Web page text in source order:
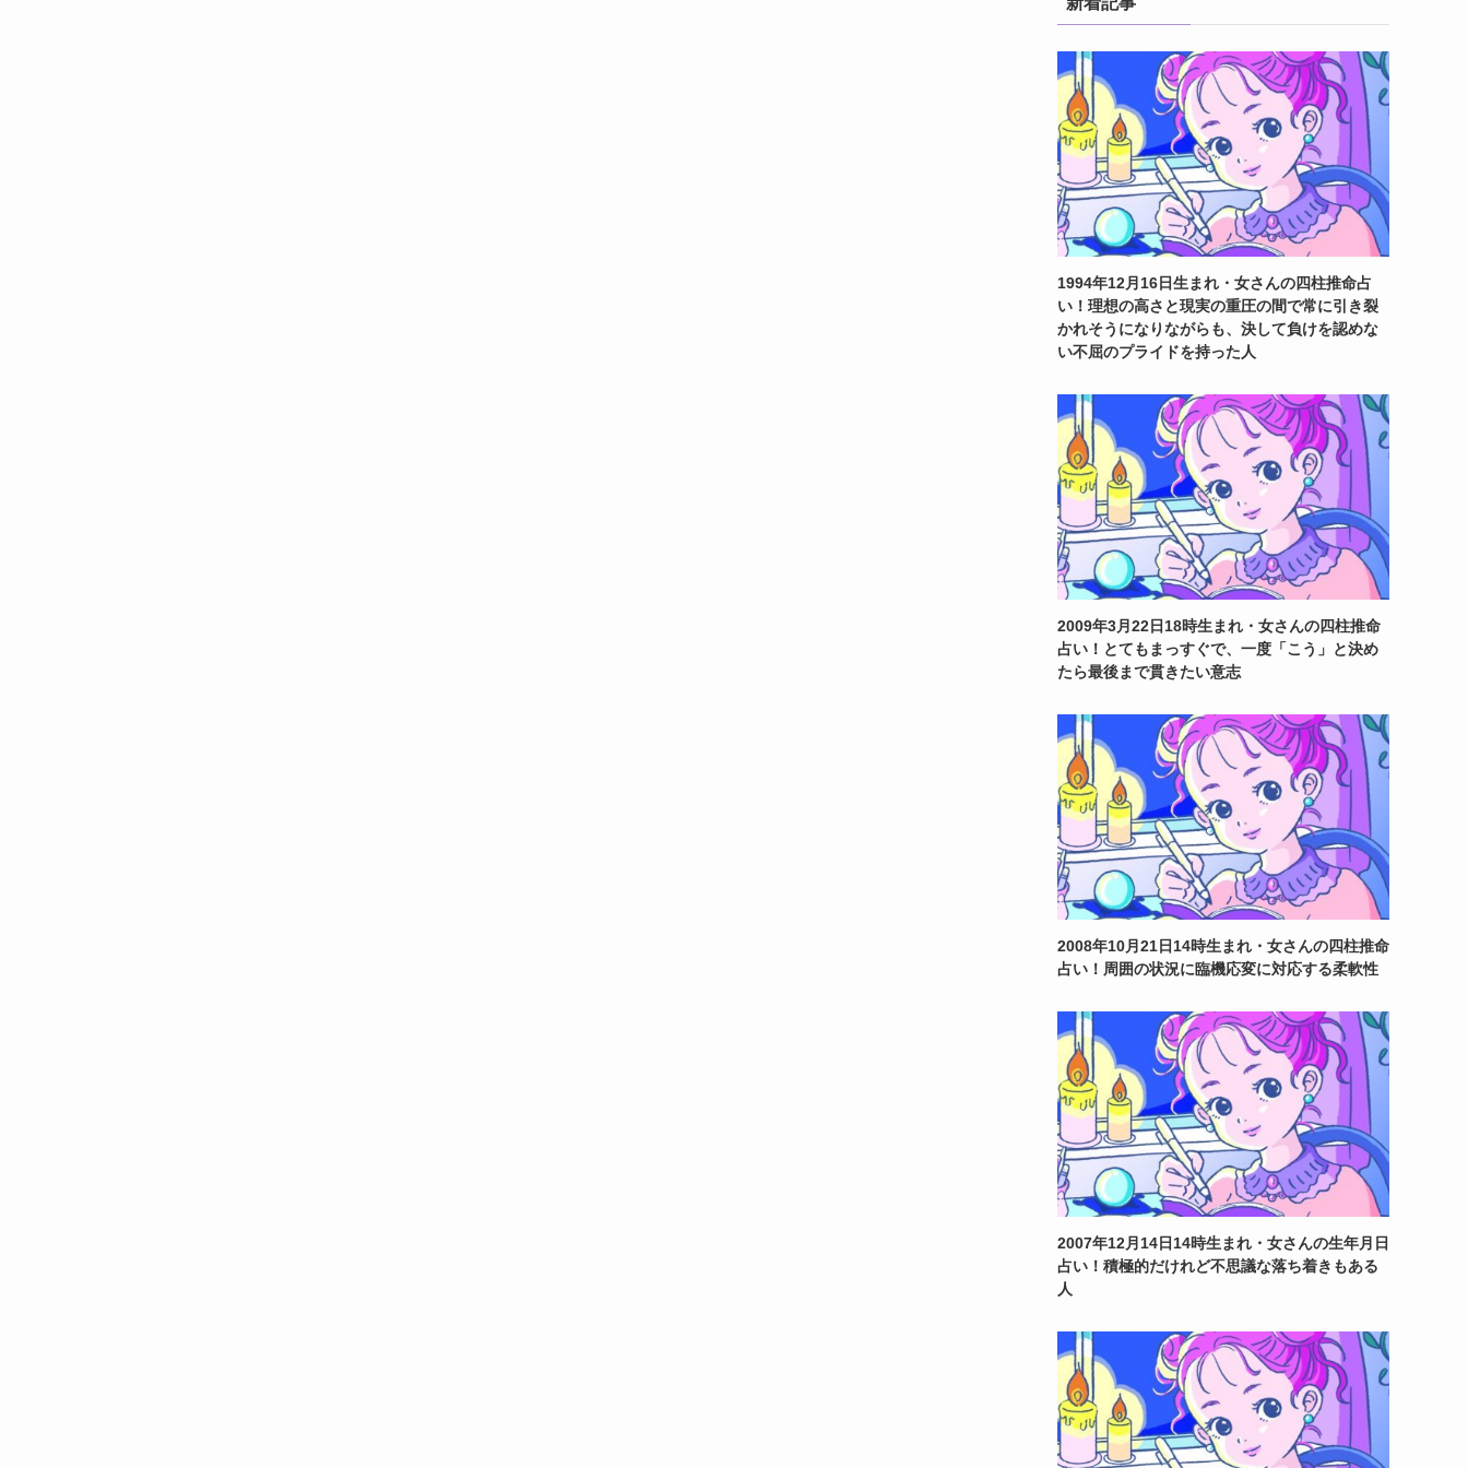
1994年12月16日生まれ・女さんの四柱推命占
い！理想の高さと現実の重圧の間で常に引き裂
かれそうになりながらも、決して負けを認めな
い不屈のプライドを持った人
2009年3月22日18時生まれ・女さんの四柱推命
占い！とてもまっすぐで、一度「こう」と決め
たら最後まで貫きたい意志
2008年10月21日14時生まれ・女さんの四柱推命
占い！周囲の状況に臨機応変に対応する柔軟性
2007年12月14日14時生まれ・女さんの生年月日
占い！積極的だけれど不思議な落ち着きもある
人